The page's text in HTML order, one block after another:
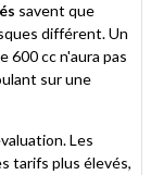
savent que
différent. Un
600 cc n'aura pas
sur une
Les
tarifs plus élevés,